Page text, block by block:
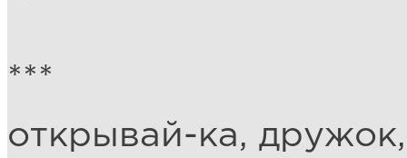
***
открывай-ка,